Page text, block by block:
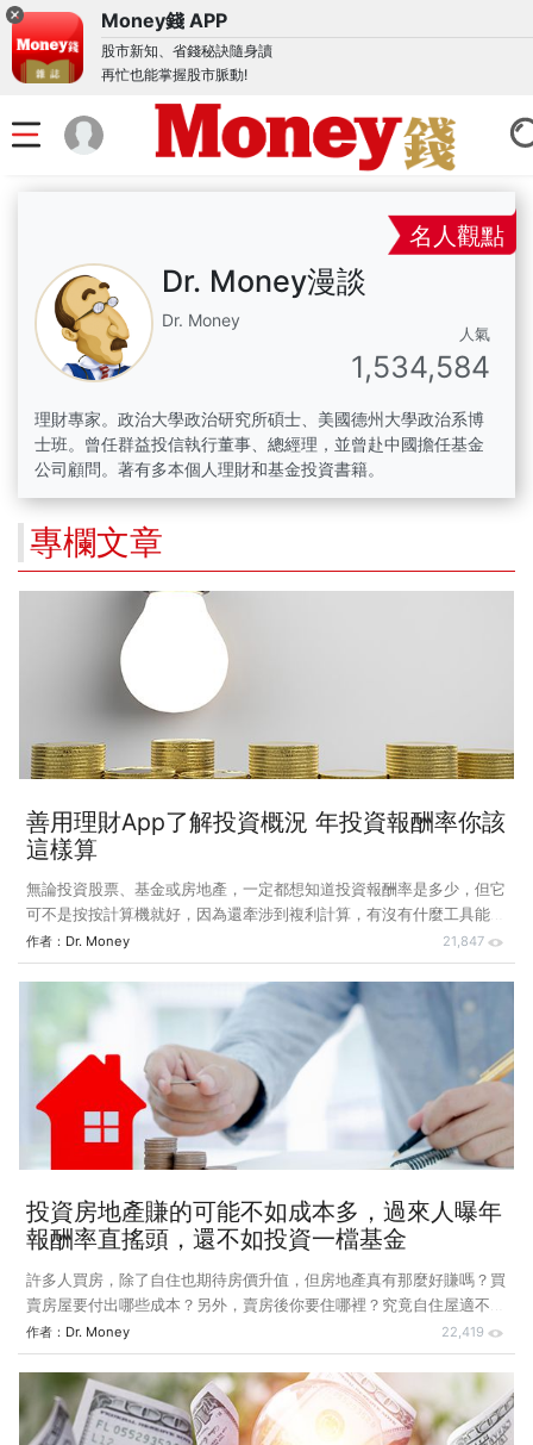
Money錢 APP
股市新知、省錢秘訣隨身讀
再忙也能掌握股市脈動!
名人觀點
Dr. Money漫談
Dr. Money
人氣
1,534,584
理財專家。政治大學政治研究所碩士、美國德州大學政治系博
士班。曾任群益投信執行董事、總經理，並曾赴中國擔任基金
公司顧問。著有多本個人理財和基金投資書籍。
專欄文章
善用理財App了解投資概況 年投資報酬率你該
這樣算
無論投資股票、基金或房地產，一定都想知道投資報酬率是多少，但它
可不是按按計算機就好，因為還牽涉到複利計算，有沒有什麼工具能幫
助投資人輕鬆了解自己投資的概況呢？ 上期提到我的一筆房屋買賣屬
於賠錢的案例，主要是換算為年投資報酬率還不如所繳貸款的利率。有
位朋友卻說，我計算年報酬率的算法有問題。 他指出，買價1,460萬
元、賣價2,880萬元，價差是1,420萬元，除以買價，得97.26%，這是17
年的總獲利率；除以17，應該是5.72%，而不是我算出的4.08%。即使
後來實拿2,600萬元，用他的算法年獲利也有4.59%，而不是我算的
3.45%。 另外，20年前買房花800
作者： Dr. Money 21,847
投資房地產賺的可能不如成本多，過來人曝年
報酬率直搖頭，還不如投資一檔基金
許多人買房，除了自住也期待房價升值，但房地產真有那麼好賺嗎？買
賣房屋要付出哪些成本？另外，賣房後你要住哪裡？究竟自住屋適不適
合當做理財工具呢？ 日前與幾個朋友餐敘，被問到兩個購屋置產的問
題。其一，20年前以800萬元買了一棟房，最近已繳清房貸，現值漲到
約2,500萬元，想汰舊換新可行嗎？ 其二，今年受新冠肺炎疫情影響，
國內經濟明顯遭到衝擊，但房價似乎仍有微漲，現在可以買房嗎？過去
20年台灣房價漲了2.5倍，所以現在是進場好時機嗎？ 在回答之前，先
作者： Dr. Money 22,419